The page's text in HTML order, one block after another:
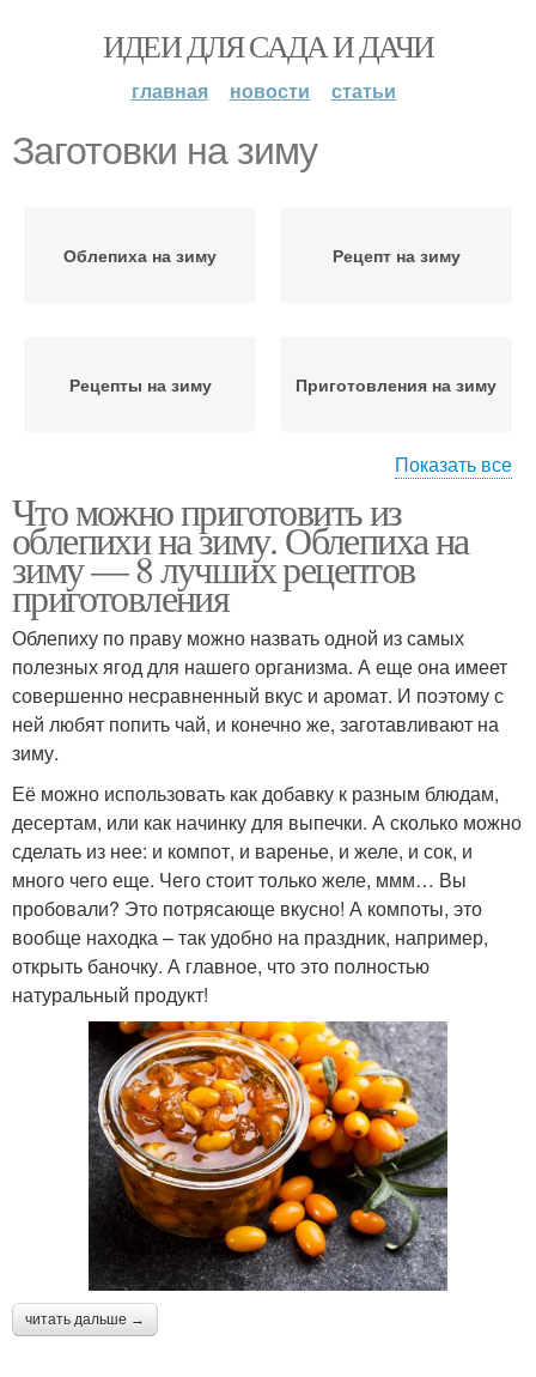
ИДЕИ ДЛЯ САДА И ДАЧИ
главная новости статьи
Заготовки на зиму
Облепиха на зиму Рецепт на зиму
Рецепты на зиму Приготовления на зиму
Топинамбур на зиму Заготовки в мае
Заготовки в июне Заготовки в июле
Заготовки в октябре Вкусные заготовки
Физалис на зиму
Показать все
Что можно приготовить из
облепихи на зиму. Облепиха на
зиму — 8 лучших рецептов
приготовления
Облепиху по праву можно назвать одной из самых
полезных ягод для нашего организма. А еще она имеет
совершенно несравненный вкус и аромат. И поэтому с
ней любят попить чай, и конечно же, заготавливают на
зиму.
Её можно использовать как добавку к разным блюдам,
десертам, или как начинку для выпечки. А сколько можно
сделать из нее: и компот, и варенье, и желе, и сок, и
много чего еще. Чего стоит только желе, ммм… Вы
пробовали? Это потрясающе вкусно! А компоты, это
вообще находка – так удобно на праздник, например,
открыть баночку. А главное, что это полностью
натуральный продукт!
читать дальше →